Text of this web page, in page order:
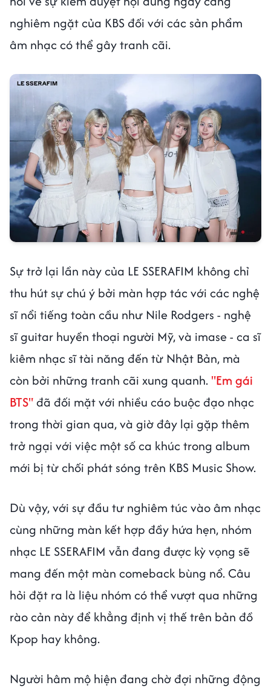
nghiêm ngặt của KBS đối với các sản phẩm
âm nhạc có thể gây tranh cãi.
Sự trở lại lần này của LE SSERAFIM không chỉ
thu hút sự chú ý bởi màn hợp tác với các nghệ
sĩ nổi tiếng toàn cầu như Nile Rodgers - nghệ
sĩ guitar huyền thoại người Mỹ, và imase - ca sĩ
kiêm nhạc sĩ tài năng đến từ Nhật Bản, mà
còn bởi những tranh cãi xung quanh. "Em gái
BTS"đã đối mặt với nhiều cáo buộc đạo nhạc
trong thời gian qua, và giờ đây lại gặp thêm
trở ngại với việc một số ca khúc trong album
mới bị từ chối phát sóng trên KBS Music Show.
Dù vậy, với sự đầu tư nghiêm túc vào âm nhạc
cùng những màn kết hợp đầy hứa hẹn, nhóm
nhạc LE SSERAFIM vẫn đang được kỳ vọng sẽ
mang đến một màn comeback bùng nổ. Câu
hỏi đặt ra là liệu nhóm có thể vượt qua những
rào cản này để khẳng định vị thế trên bản đồ
Kpop hay không.
Người hâm mộ hiện đang chờ đợi những động